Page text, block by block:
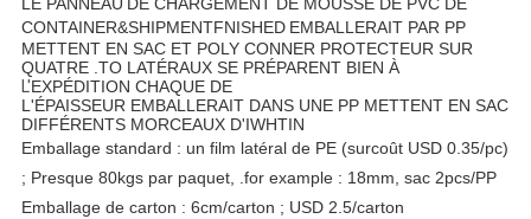
LE PANNEAU DE CHARGEMENTDE MOUSSE DE PVC DE
CONTAINER&SHIPMENTFNISHED EMBALLERAIT PAR PP
METTENT EN SAC ET POLY CONNER PROTECTEUR SUR
QUATRE .TO LATÉRAUX SE PRÉPARENT BIEN À
L'EXPÉDITION CHAQUE DE
L'ÉPAISSEUR EMBALLERAIT DANS UNE PP METTENT EN SAC
DIFFÉRENTS MORCEAUX D'IWHTIN
Emballage standard : un film latéral de PE (surcoût USD 0.35/pc)
; Presque 80kgs par paquet, .for example : 18mm, sac 2pcs/PP
Emballage de carton : 6cm/carton ; USD 2.5/carton